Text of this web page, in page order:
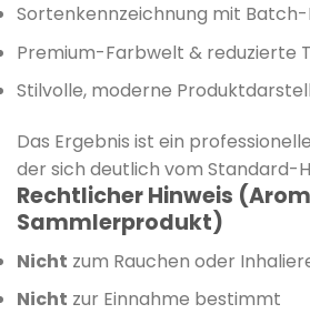
Sortenkennzeichnung mit Batch-
Premium-Farbwelt & reduzierte
Stilvolle, moderne
Das Ergebnis ist ein
der sich deutlich vom Standard-
Rechtlicher Hinweis
Sammlerprodukt)
Nicht zum Rauchen oder
Nicht zur Einnahme bestimmt